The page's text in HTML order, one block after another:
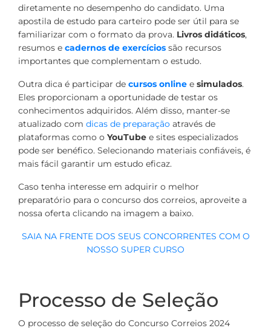
diretamente no desempenho do candidato. Uma
apostila de estudo para carteiro pode ser útil para se
familiarizar com o formato da prova. Livros didáticos,
resumos e cadernos de exercícios são recursos
importantes que complementam o estudo.
Outra dica é participar de cursos online e simulados.
Eles proporcionam a oportunidade de testar os
conhecimentos adquiridos. Além disso, manter-se
atualizado com dicas de preparação através de
plataformas como o YouTube e sites especializados
pode ser benéfico. Selecionando materiais confiáveis, é
mais fácil garantir um estudo eficaz.
Caso tenha interesse em adquirir o melhor
preparatório para o concurso dos correios, aproveite a
nossa oferta clicando na imagem a baixo.
SAIA NA FRENTE DOS SEUS CONCORRENTES COM O
NOSSO SUPER CURSO
Processo de Seleção
O processo de seleção do Concurso Correios 2024